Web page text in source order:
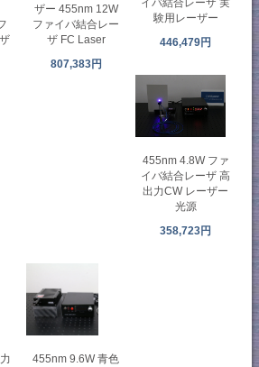
ザー 455nm 12W
ファイバ結合レー
ザ FC Laser
807,383円
験用レーザー
446,479円
455nm 4.8W ファ
イバ結合レーザ 高
出力CW レーザー
光源
358,723円
455nm 9.6W 青色